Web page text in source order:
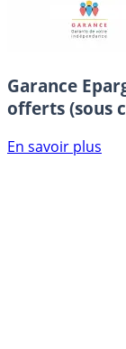
Garance
offerts (sous
En savoir plus